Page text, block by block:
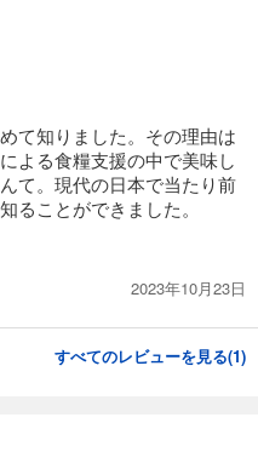
て知りました。その理由は
よる食糧支援の中で美味し
て。現代の日本で当たり前
ることができました。
2023年10月23日
すべてのレビューを見る(1)